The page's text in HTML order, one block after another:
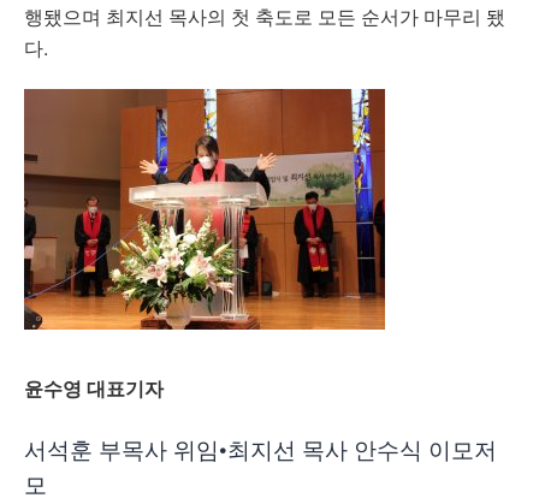
행됐으며 최지선 목사의 첫 축도로 모든 순서가 마무리 됐
다.
윤수영 대표기자
서석훈 부목사 위임•최지선 목사 안수식 이모저
모